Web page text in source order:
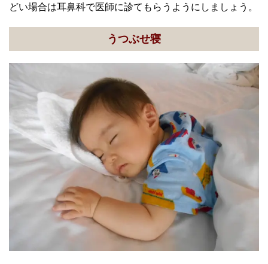
どい場合は耳鼻科で医師に診てもらうようにしましょう。
うつぶせ寝